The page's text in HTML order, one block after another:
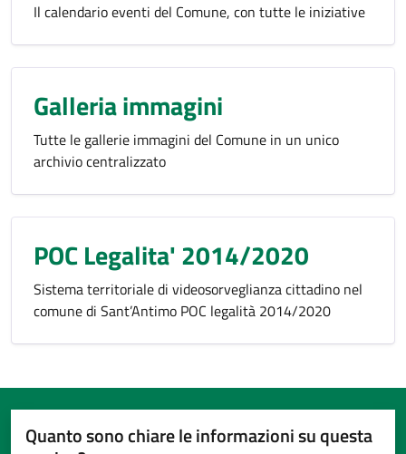
Il calendario eventi del Comune, con tutte le iniziative
Galleria immagini
Tutte le gallerie immagini del Comune in un unico
archivio centralizzato
POC Legalita' 2014/2020
Sistema territoriale di videosorveglianza cittadino nel
comune di Sant’Antimo POC legalità 2014/2020
Quanto sono chiare le informazioni su questa